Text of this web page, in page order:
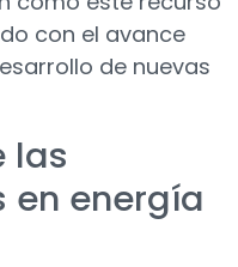
con el avance
de nuevas
las
en energía